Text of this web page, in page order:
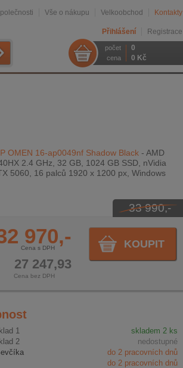
Vše o nákupu Velkoobchod Kontakty
Přihlášení Registrace
počet 0
cena 0 Kč
OMEN 16-ap0049nf Shadow Black- AMD
2.4 GHz, 32 GB, 1024 GB SSD, nVidia
5060, 16 palců 1920 x 1200 px, Windows
33 990,-
KOUPIT
970,-
Cena s DPH
27 247,93
Cena bez DPH
1
skladem 2 ks
2
nedostupné
do 2 pracovních dnů
do 2 pracovních dnů